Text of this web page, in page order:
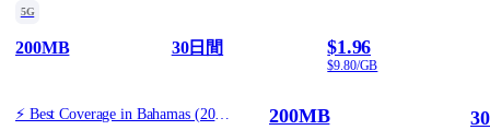
5G
200MB 30日間 $1.96
$9.80/GB
⚡️ Best Coverage in Bahamas (200MB/30Days) - Yellow route 200MB